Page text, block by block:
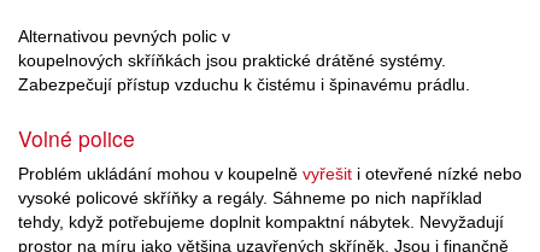
Alternativou pevných polic v
koupelnových skříňkách jsou praktické drátěné systémy.
Zabezpečují přístup vzduchu k čistému i špinavému prádlu.
Volné police
Problém ukládání mohou v koupelně vyřešit i otevřené nízké nebo
vysoké policové skříňky a regály. Sáhneme po nich například
tehdy, když potřebujeme doplnit kompaktní nábytek. Nevyžadují
prostor na míru jako většina uzavřených skříněk. Jsou i finančně